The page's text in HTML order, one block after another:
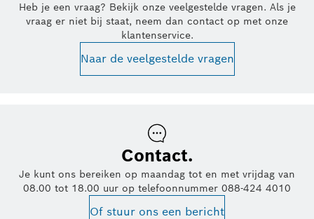
Heb je een vraag? Bekijk onze veelgestelde vragen. Als je
vraag er niet bij staat, neem dan contact op met onze
klantenservice.
Naar de veelgestelde vragen
Contact.
Je kunt ons bereiken op maandag tot en met vrijdag van
08.00 tot 18.00 uur op telefoonnummer 088-424 4010
Of stuur ons een bericht